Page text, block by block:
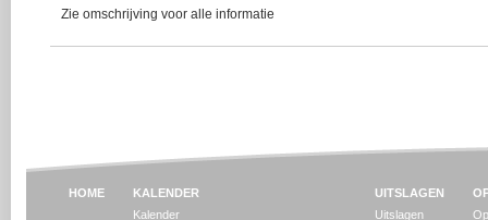
Zie omschrijving voor alle informatie
HOME
KALENDER
Kalender
UITSLAGEN
Uitslagen